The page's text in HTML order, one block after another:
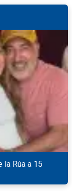
la Rúa a 15